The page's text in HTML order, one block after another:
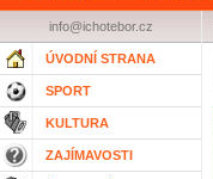
info@ichotebor.cz
ÚVODNÍ STRANA
SPORT
KULTURA
ZAJÍMAVOSTI